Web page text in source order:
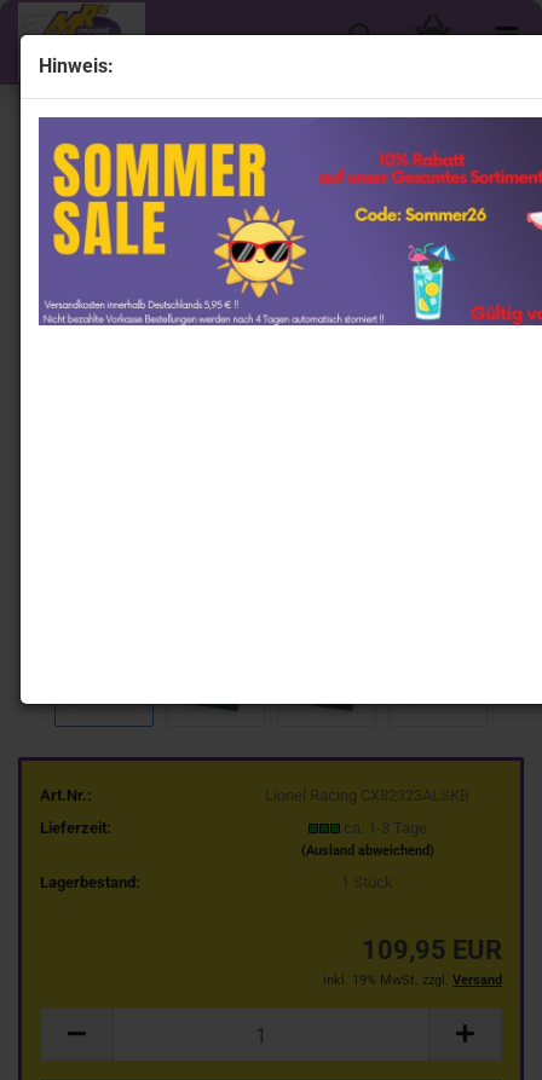
Hinweis:
« Erster « zurück weiter »
Letzter »
915 Artikel in dieser Kategorie
Lionel Racing CX82323ALSKB # Chevrolet Camaro
ZL1 NASCAR 2023 " Kyle Busch - Alsco Uniforms " 1:24
Art.Nr.:
Lionel Racing CX82323ALSKB
Lieferzeit:
ca. 1-3 Tage
(Ausland abweichend)
Lagerbestand: 1 Stück
109,95 EUR
inkl. 19% MwSt. zzgl. Versand